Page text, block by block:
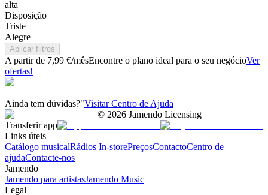
alta
Disposição
Triste
Alegre
Aplicar filtros
A partir de 7,99 €/mêsEncontre o plano ideal para o seu negócioVer
ofertas!
Ainda tem dúvidas?"Visitar Centro de Ajuda
© 2026 Jamendo Licensing
Transferir app
Links úteis
Catálogo musicalRádios In-storePreçosContactoCentro de
ajudaContacte-nos
Jamendo
Jamendo para artistasJamendo Music
Legal